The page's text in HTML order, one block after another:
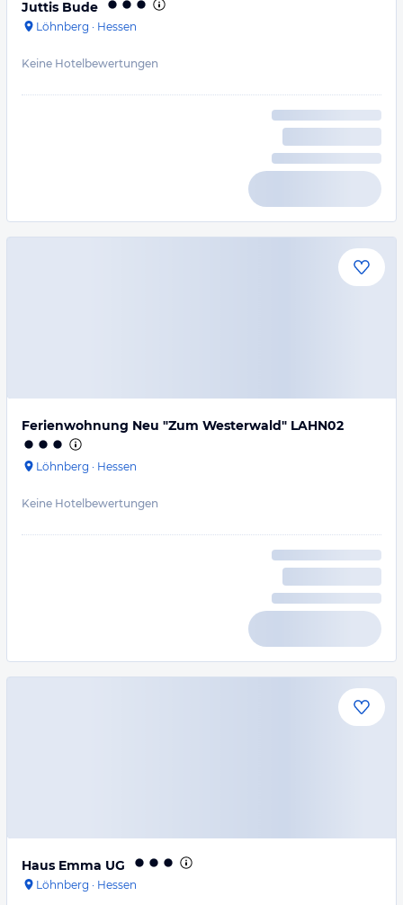
Juttis Bude
Löhnberg · Hessen
Keine Hotelbewertungen
Ferienwohnung Neu "Zum Westerwald" LAHN02
Löhnberg · Hessen
Keine Hotelbewertungen
Haus Emma UG
Löhnberg · Hessen